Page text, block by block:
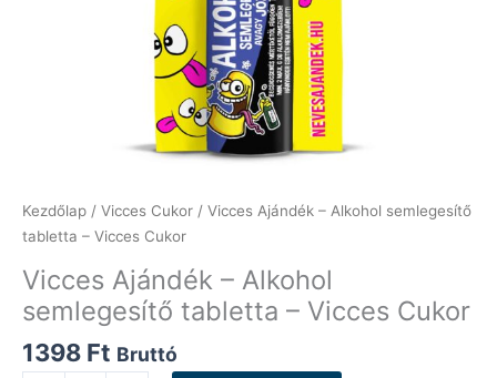
Kezdőlap / Vicces Cukor / Vicces Ajándék – Alkohol semlegesítő
tabletta – Vicces Cukor
Vicces Ajándék – Alkohol
semlegesítő tabletta – Vicces Cukor
1398 Ft Bruttó